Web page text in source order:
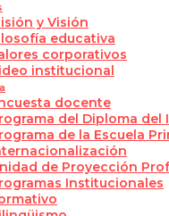
y Visión
educativa
corporativos
institucional
docente
del Diploma del
de la Escuela
de Proyección
Institucionales